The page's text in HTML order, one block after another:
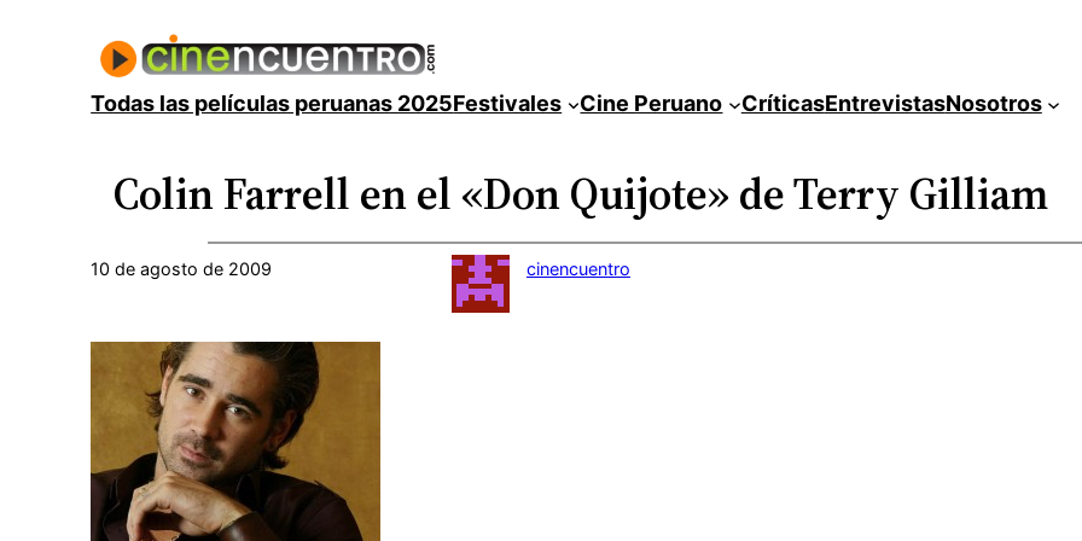
contenidoTodas las películas peruanas 2025Festivales Cine Peruano CríticasEntrevistasNosotros
Colin Farrell en el «Don Quijote» de Terry Gilliam
10 de agosto de 2009 cinencuentro